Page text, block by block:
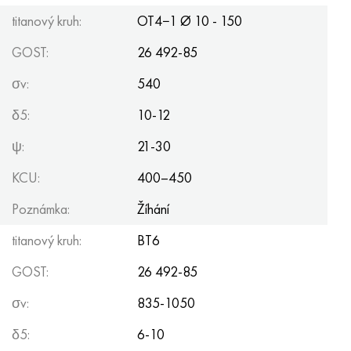
titanový kruh:
OT4−1 Ø 10 - 150
GOST:
26 492-85
σv:
540
δ5:
10-12
ψ:
21-30
KCU:
400–450
Poznámka:
Žíhání
titanový kruh:
BT6
GOST:
26 492-85
σv:
835-1050
δ5:
6-10
Hastelloy C2000
Hastelloy 3
Udimet 720
45X, 45h, 1,7035
45HN2MFA, k2425, 45hnmf